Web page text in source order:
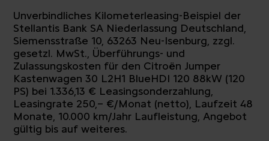
Unverbindliches Kilometerleasing-Beispiel der
Stellantis Bank SA Niederlassung Deutschland,
Siemensstraße 10, 63263 Neu-Isenburg, zzgl.
gesetzl. MwSt., Überführungs- und
Zulassungskosten für den Citroën Jumper
Kastenwagen 30 L2H1 BlueHDI 120 88kW (120
PS) bei 1.336,13 € Leasingsonderzahlung,
Leasingrate 250,– €/Monat (netto), Laufzeit 48
Monate, 10.000 km/Jahr Laufleistung, Angebot
gültig bis auf weiteres.